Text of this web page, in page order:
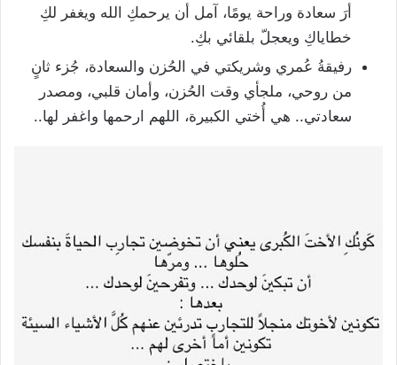
أرَ سعادة وراحة يومًا، آمل أن يرحمكِ الله ويغفر لكِ
خطاياكِ ويعجلّ بلقائي بكِ.
رفيقةُ عُمري وشريكتي في الحُزن والسعادة، جُزء ثانٍ
من روحي، ملجأي وقت الحُزن، وأمان قلبي، ومصدر
سعادتي.. هي أُختي الكبيرة، اللهم ارحمها واغفر لها..